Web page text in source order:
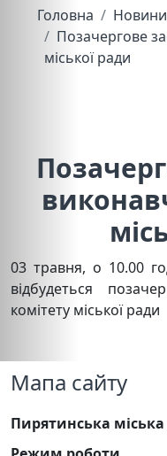
Головна
Новини
Позачергове
міської ради
03 травня, о 10.00
відбудеться
комітету міської ради
Мапа сайту
Пирятинська